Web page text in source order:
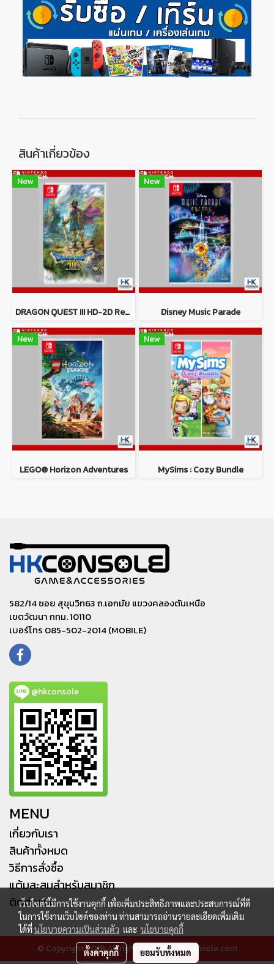
สินค้าเกี่ยวข้อง
New
DRAGON QUEST III HD-2D Remake
New
Disney Music Parade
New
LEGO® Horizon Adventures
New
MySims : Cozy Bundle
582/14 ซอย สุขุมวิท63 ถ.เอกมัย แขวงคลองตันเหนือ
เขตวัฒนา กทม. 10110
เบอร์โทร 085-502-2014 (MOBILE)
@hkconsole
MENU
เกี่ยวกับเรา
สินค้าทั้งหมด
วิธีการสั่งซื้อ
แต้มสะสมสำหรับสมาชิก
ติดต่อเรา
© Copyright 2019 All right reserved. hkconsole.com
เว็บไซต์นี้มีการใช้งานคุกกี้ เพื่อเพิ่มประสิทธิภาพและประสบการณ์ที่ดี
ในการใช้งานเว็บไซต์ของท่าน ท่านสามารถอ่านรายละเอียดเพิ่มเติม
ได้ที่นโยบายความเป็นส่วนตัว และ นโยบายคุกกี้
ตั้งค่าคุกกี้ ยอมรับทั้งหมด